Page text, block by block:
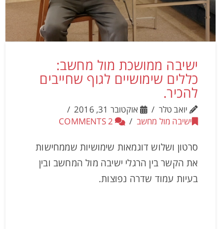
ישיבה ממושכת מול מחשב:
כללים שימושיים לגוף שחייבים
להכיר.
יואב טלר
אוקטובר 31, 2016
ישיבה מול מחשב
2 COMMENTS
סרטון ושלוש דוגמאות שימושיות שממחישות
את הקשר בין הרגלי ישיבה מול המחשב ובין
בעיות עמוד שדרה נפוצות.